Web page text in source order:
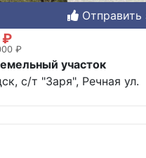
Отправить
₽
₽
участок
с/т "Заря", Речная ул.